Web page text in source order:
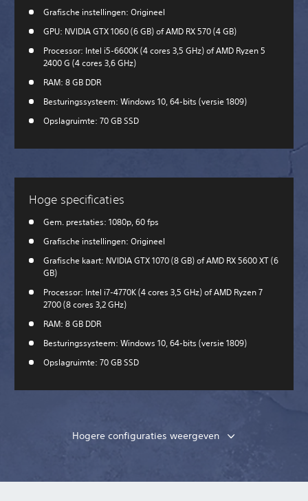
Grafische instellingen: Origineel
GPU: NVIDIA GTX 1060 (6 GB) of AMD RX 570 (4 GB)
Processor: Intel i5-6600K (4 cores 3,5 GHz) of AMD Ryzen 5
2400 G (4 cores 3,6 GHz)
RAM: 8 GB DDR
Besturingssysteem: Windows 10, 64-bits (versie 1809)
Opslagruimte: 70 GB SSD
Hoge specificaties
Gem. prestaties: 1080p, 60 fps
Grafische instellingen: Origineel
Grafische kaart: NVIDIA GTX 1070 (8 GB) of AMD RX 5600 XT (6
GB)
Processor: Intel i7-4770K (4 cores 3,5 GHz) of AMD Ryzen 7
2700 (8 cores 3,2 GHz)
RAM: 8 GB DDR
Besturingssysteem: Windows 10, 64-bits (versie 1809)
Opslagruimte: 70 GB SSD
Hogere configuraties weergeven